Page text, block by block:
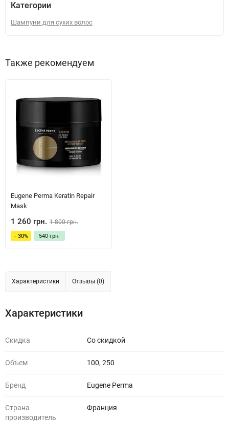
Категории
Шампуни для сухих волос
Также рекомендуем
Eugene Perma Keratin Repair
Mask
1 260 грн. 1 800 грн.
- 30% 540 грн.
Характеристики Отзывы (0)
Характеристики
Скидка Со скидкой
Объем 100, 250
Бренд Eugene Perma
Страна
производитель
Франция